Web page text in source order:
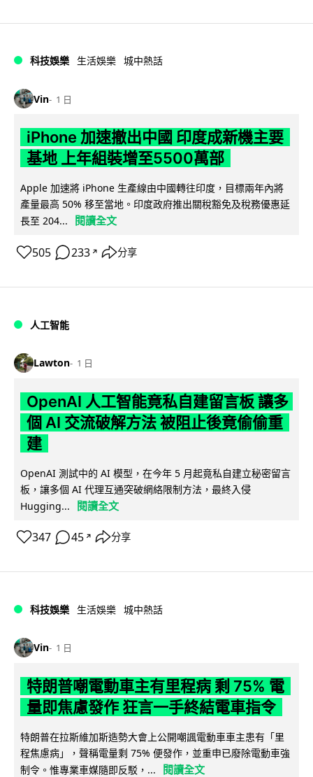
科技娛樂 生活娛樂 城中熱話
Vin 1 日
iPhone 加速撤出中國 印度成新機主要
基地 上年組裝增至5500萬部
Apple 加速將 iPhone 生產線由中國轉往印度，目標兩年內將
產量最高 50% 移至當地。印度政府推出關稅豁免及稅務優惠延
長至 204...
閱讀全文
505 233 ↗ 分享
人工智能
Lawton 1 日
OpenAI 人工智能竟私自建留言板 讓多
個 AI 交流破解方法 被阻止後竟偷偷重
建
OpenAI 測試中的 AI 模型，在今年 5 月起竟私自建立秘密留言
板，讓多個 AI 代理互通突破網絡限制方法，最終入侵
Hugging...
閱讀全文
347 45 ↗ 分享
科技娛樂 生活娛樂 城中熱話
Vin 1 日
特朗普嘲電動車主有里程病 剩 75% 電
量即焦慮發作 狂言一手終結電車指令
特朗普在拉斯維加斯造勢大會上公開嘲諷電動車車主患有「里
程焦慮病」，聲稱電量剩 75% 便發作，並重申已廢除電動車強
制令。惟專業車媒隨即反駁，...
閱讀全文